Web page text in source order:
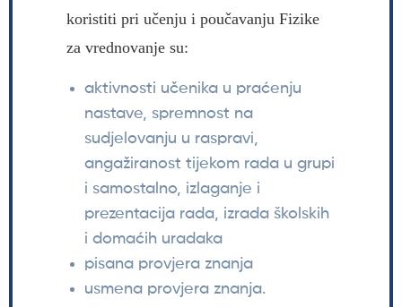
koristiti pri učenju i poučavanju Fizike
za vrednovanje su:
aktivnosti učenika u praćenju
nastave, spremnost na
sudjelovanju u raspravi,
angažiranost tijekom rada u grupi
i samostalno, izlaganje i
prezentacija rada, izrada školskih
i domaćih uradaka
pisana provjera znanja
usmena provjera znanja.